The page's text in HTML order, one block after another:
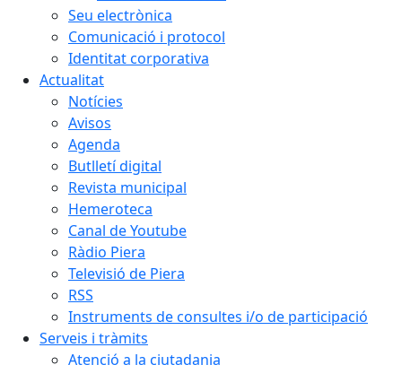
Seu electrònica
Comunicació i protocol
Identitat corporativa
Actualitat
Notícies
Avisos
Agenda
Butlletí digital
Revista municipal
Hemeroteca
Canal de Youtube
Ràdio Piera
Televisió de Piera
RSS
Instruments de consultes i/o de participació
Serveis i tràmits
Atenció a la ciutadania